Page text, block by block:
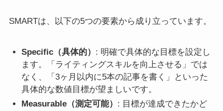
SMARTは、以下の5つの要素から成り立っています。
Specific（具体的） : 明確で具体的な目標を設定し
ます。「ライティングスキルを向上させる」では
なく、「3ヶ月以内に5本の記事を書く」といった
具体的な数値目標が望ましいです。
Measurable（測定可能） : 目標が達成できたかど